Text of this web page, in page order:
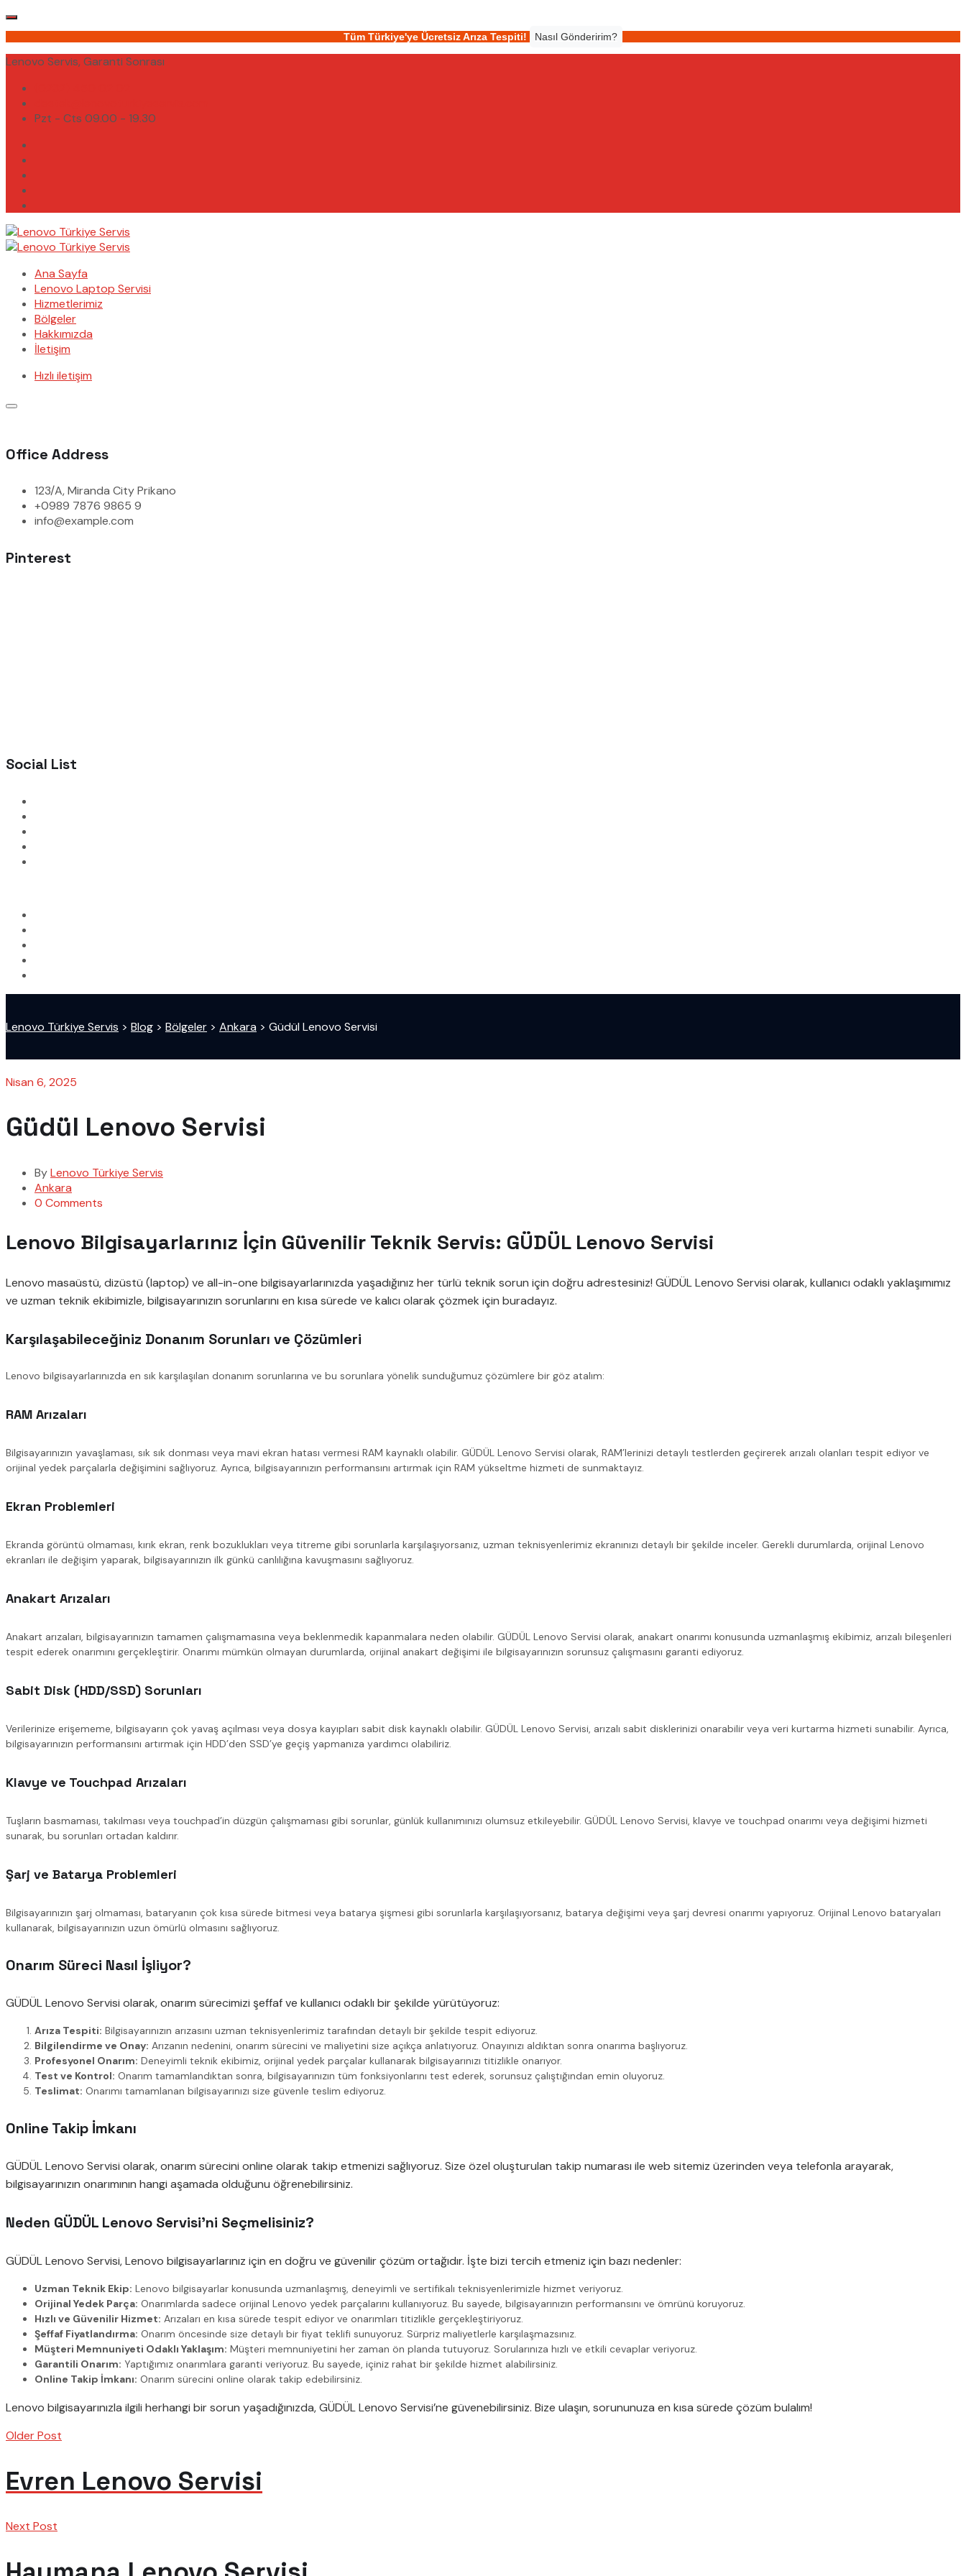
Tüm Türkiye'ye Ücretsiz Arıza Tespiti! Nasıl Gönderirim?
Lenovo Servis, Garanti Sonrası
Pzt - Cts 09.00 - 19.30
Ana Sayfa
Lenovo Laptop Servisi
Hizmetlerimiz
Bölgeler
Hakkımızda
İletişim
Hızlı iletişim
Office Address
123/A, Miranda City Prikano
+0989 7876 9865 9
info@example.com
Pinterest
Social List
Lenovo Türkiye Servis > Blog > Bölgeler > Ankara > Güdül Lenovo Servisi
Nisan 6, 2025
Güdül Lenovo Servisi
ByLenovo Türkiye Servis
Ankara
0 Comments
Lenovo Bilgisayarlarınız İçin Güvenilir Teknik Servis: GÜDÜL Lenovo Servisi
Lenovo masaüstü, dizüstü (laptop) ve all-in-one bilgisayarlarınızda yaşadığınız her türlü teknik sorun için doğru adrestesiniz! GÜDÜL Lenovo Servisi olarak, kullanıcı odaklı yaklaşımımız
ve uzman teknik ekibimizle, bilgisayarınızın sorunlarını en kısa sürede ve kalıcı olarak çözmek için buradayız.
Karşılaşabileceğiniz Donanım Sorunları ve Çözümleri
Lenovo bilgisayarlarınızda en sık karşılaşılan donanım sorunlarına ve bu sorunlara yönelik sunduğumuz çözümlere bir göz atalım:
RAM Arızaları
Bilgisayarınızın yavaşlaması, sık sık donması veya mavi ekran hatası vermesi RAM kaynaklı olabilir. GÜDÜL Lenovo Servisi olarak, RAM’lerinizi detaylı testlerden geçirerek arızalı olanları tespit ediyor ve
orijinal yedek parçalarla değişimini sağlıyoruz. Ayrıca, bilgisayarınızın performansını artırmak için RAM yükseltme hizmeti de sunmaktayız.
Ekran Problemleri
Ekranda görüntü olmaması, kırık ekran, renk bozuklukları veya titreme gibi sorunlarla karşılaşıyorsanız, uzman teknisyenlerimiz ekranınızı detaylı bir şekilde inceler. Gerekli durumlarda, orijinal Lenovo
ekranları ile değişim yaparak, bilgisayarınızın ilk günkü canlılığına kavuşmasını sağlıyoruz.
Anakart Arızaları
Anakart arızaları, bilgisayarınızın tamamen çalışmamasına veya beklenmedik kapanmalara neden olabilir. GÜDÜL Lenovo Servisi olarak, anakart onarımı konusunda uzmanlaşmış ekibimiz, arızalı bileşenleri
tespit ederek onarımını gerçekleştirir. Onarımı mümkün olmayan durumlarda, orijinal anakart değişimi ile bilgisayarınızın sorunsuz çalışmasını garanti ediyoruz.
Sabit Disk (HDD/SSD) Sorunları
Verilerinize erişememe, bilgisayarın çok yavaş açılması veya dosya kayıpları sabit disk kaynaklı olabilir. GÜDÜL Lenovo Servisi, arızalı sabit disklerinizi onarabilir veya veri kurtarma hizmeti sunabilir. Ayrıca,
bilgisayarınızın performansını artırmak için HDD’den SSD’ye geçiş yapmanıza yardımcı olabiliriz.
Klavye ve Touchpad Arızaları
Tuşların basmaması, takılması veya touchpad’in düzgün çalışmaması gibi sorunlar, günlük kullanımınızı olumsuz etkileyebilir. GÜDÜL Lenovo Servisi, klavye ve touchpad onarımı veya değişimi hizmeti
sunarak, bu sorunları ortadan kaldırır.
Şarj ve Batarya Problemleri
Bilgisayarınızın şarj olmaması, bataryanın çok kısa sürede bitmesi veya batarya şişmesi gibi sorunlarla karşılaşıyorsanız, batarya değişimi veya şarj devresi onarımı yapıyoruz. Orijinal Lenovo bataryaları
kullanarak, bilgisayarınızın uzun ömürlü olmasını sağlıyoruz.
Onarım Süreci Nasıl İşliyor?
GÜDÜL Lenovo Servisi olarak, onarım sürecimizi şeffaf ve kullanıcı odaklı bir şekilde yürütüyoruz:
Arıza Tespiti: Bilgisayarınızın arızasını uzman teknisyenlerimiz tarafından detaylı bir şekilde tespit ediyoruz.
Bilgilendirme ve Onay: Arızanın nedenini, onarım sürecini ve maliyetini size açıkça anlatıyoruz. Onayınızı aldıktan sonra onarıma başlıyoruz.
Profesyonel Onarım: Deneyimli teknik ekibimiz, orijinal yedek parçalar kullanarak bilgisayarınızı titizlikle onarıyor.
Test ve Kontrol: Onarım tamamlandıktan sonra, bilgisayarınızın tüm fonksiyonlarını test ederek, sorunsuz çalıştığından emin oluyoruz.
Teslimat: Onarımı tamamlanan bilgisayarınızı size güvenle teslim ediyoruz.
Online Takip İmkanı
GÜDÜL Lenovo Servisi olarak, onarım sürecini online olarak takip etmenizi sağlıyoruz. Size özel oluşturulan takip numarası ile web sitemiz üzerinden veya telefonla arayarak,
bilgisayarınızın onarımının hangi aşamada olduğunu öğrenebilirsiniz.
Neden GÜDÜL Lenovo Servisi’ni Seçmelisiniz?
GÜDÜL Lenovo Servisi, Lenovo bilgisayarlarınız için en doğru ve güvenilir çözüm ortağıdır. İşte bizi tercih etmeniz için bazı nedenler:
Uzman Teknik Ekip: Lenovo bilgisayarlar konusunda uzmanlaşmış, deneyimli ve sertifikalı teknisyenlerimizle hizmet veriyoruz.
Orijinal Yedek Parça: Onarımlarda sadece orijinal Lenovo yedek parçalarını kullanıyoruz. Bu sayede, bilgisayarınızın performansını ve ömrünü koruyoruz.
Hızlı ve Güvenilir Hizmet: Arızaları en kısa sürede tespit ediyor ve onarımları titizlikle gerçekleştiriyoruz.
Şeffaf Fiyatlandırma: Onarım öncesinde size detaylı bir fiyat teklifi sunuyoruz. Sürpriz maliyetlerle karşılaşmazsınız.
Müşteri Memnuniyeti Odaklı Yaklaşım: Müşteri memnuniyetini her zaman ön planda tutuyoruz. Sorularınıza hızlı ve etkili cevaplar veriyoruz.
Garantili Onarım: Yaptığımız onarımlara garanti veriyoruz. Bu sayede, içiniz rahat bir şekilde hizmet alabilirsiniz.
Online Takip İmkanı: Onarım sürecini online olarak takip edebilirsiniz.
Lenovo bilgisayarınızla ilgili herhangi bir sorun yaşadığınızda, GÜDÜL Lenovo Servisi’ne güvenebilirsiniz. Bize ulaşın, sorununuza en kısa sürede çözüm bulalım!
Older Post
Evren Lenovo Servisi
Next Post